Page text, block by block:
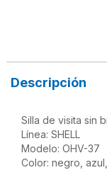
Descripción
Silla de visita sin
Línea: SHELL
Modelo: OHV-37
Color: negro,